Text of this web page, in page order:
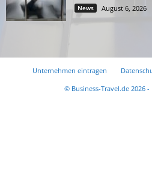
News August 6, 2026
Unternehmen eintragen
© Business-Travel.de 2026 -